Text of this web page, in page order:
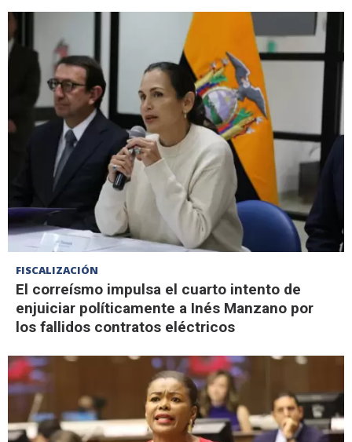
FISCALIZACIÓN
El correísmo impulsa el cuarto intento de
enjuiciar políticamente a Inés Manzano por
los fallidos contratos eléctricos